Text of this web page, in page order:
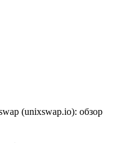
(unixswap.io): обзор